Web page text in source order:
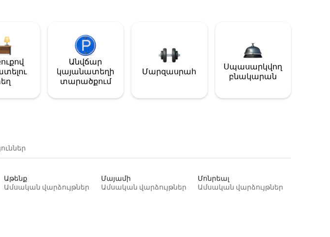
Անվճար
կայանատեղի
տարածքում
Մարզասրահ
Սպասարկվող
բնակարան
Աթենք
Ամսական վարձույթներ
Մայամի
Ամսական վարձույթներ
Մոնրեալ
Ամսական վարձույթներ